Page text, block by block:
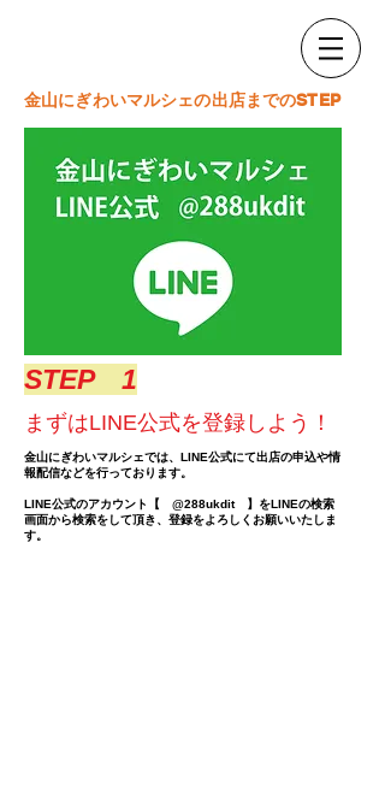
​金山にぎわいマルシェの出店までのSTEP
​STEP 1
まずはLINE公式を登録しよう！
金山にぎわいマルシェでは、LINE公式にて出店の申込や情
報配信などを行っております。
LINE公式のアカウント【 @288ukdit 】をLINEの検索
画面から検索をして頂き、登録をよろしくお願いいたしま
す。